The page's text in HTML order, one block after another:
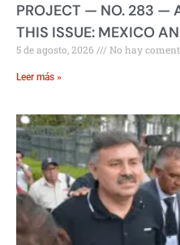
PROJECT — NO. 283 —
THIS ISSUE: MEXICO
5 de agosto, 2026 No hay
Leer más »